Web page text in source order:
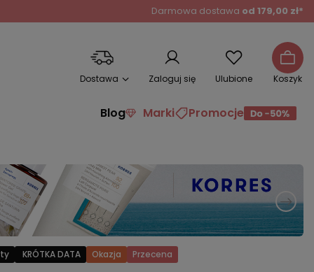
Darmowa dostawa od 179,00 zł*
Dostawa Zaloguj się Ulubione Koszyk
Blog Marki Promocje
KRÓTKA DATA Okazja Przecena